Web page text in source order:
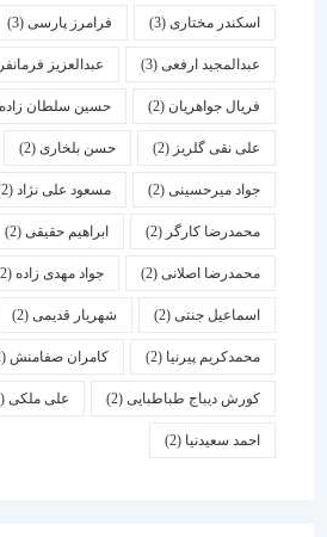
اسكندر مختاری (3) فرامرز پارسی(3)
عبدالمجید ارفعی(3) عبدالعزیز فرمانفرماییان(3)
فریال جواهریان(2) حسین سلطان زاده(2)
علی نقی گلریز(2) حسن بلخاری(2)
جواد میرحسینی(2) مسعود علی نژاد(2)
محمدرضا کارگر(2) ابراهیم حقیقی(2)
محمدرضا اصلانی(2) جواد مهدی زاده(2)
اسماعیل جنتی(2) شهریار قدیمی(2)
محمدکریم پیرنیا (2) کامران صفامنش(2)
کورش دیباج طباطبایی(2) علی ملکی(2)
احمد سعیدنیا (2)